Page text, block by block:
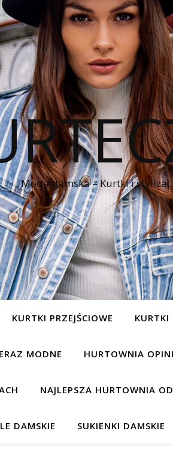
Moda damska – Kurtki i
KURTKI PRZEJŚCIOWE KURTKI
MODNE HURTOWNIA
NAJLEPSZA HURTOWNIA
DAMSKIE SUKIENKI DAMSKIE